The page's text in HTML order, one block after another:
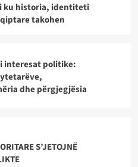
ku historia, identiteti
takohen
interesat politike:
dhe përgjegjësia
S’JETOJNË